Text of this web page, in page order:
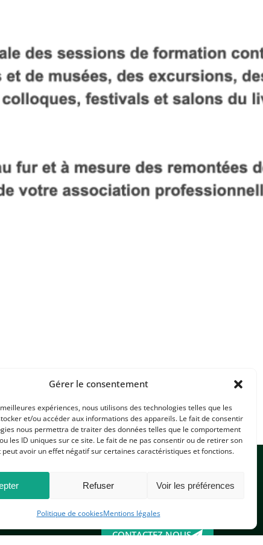
Gérer le consentement
expériences, nous utilisons des technologies telles que les
et/ou accéder aux informations des appareils. Le fait de consentir
nous permettra de traiter des données telles que le comportement
les ID uniques sur ce site. Le fait de ne pas consentir ou de retirer son
avoir un effet négatif sur certaines caractéristiques et fonctions.
Refuser Voir les préférences
Politique de cookiesMentions légales
CONTACTEZ-NOUS